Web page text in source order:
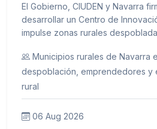
El Gobierno, CIUDEN y Navarra
desarrollar un Centro de
impulse zonas rurales
Municipios rurales de Navarra
despoblación, emprendedores y
rural
06 Aug 2026